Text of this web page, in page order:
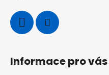
Informace pro vás